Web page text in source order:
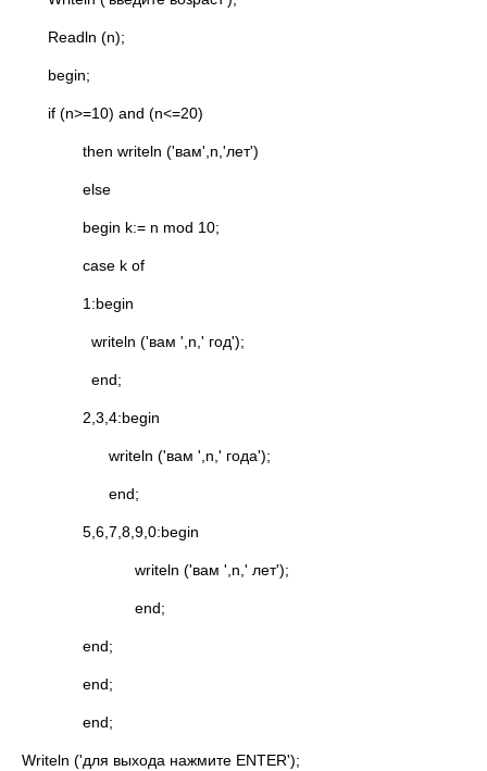
Readln (n);
begin;
if (n>=10) and (n<=20)
then writeln ('вам',n,'лет')
else
begin k:= n mod 10;
case k of
1:begin
writeln ('вам ',n,' год');
end;
2,3,4:begin
writeln ('вам ',n,' года');
end;
5,6,7,8,9,0:begin
writeln ('вам ',n,' лет');
end;
end;
end;
end;
Writeln ('для выхода нажмите ENTER');